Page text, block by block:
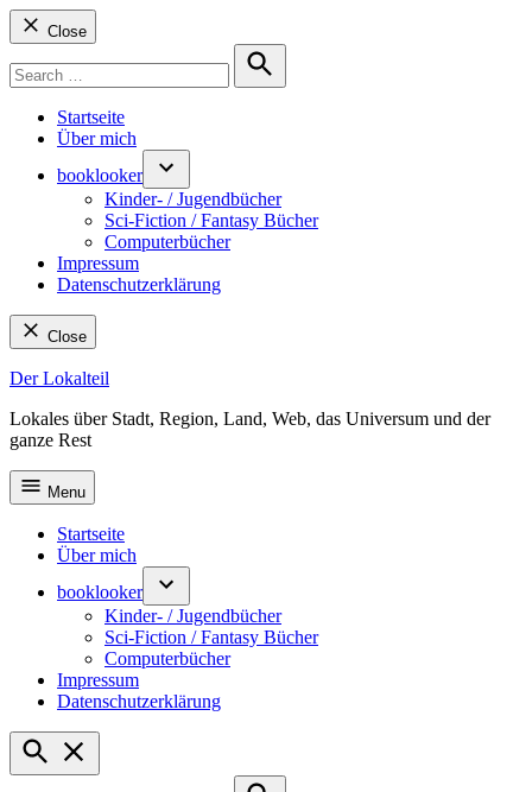
Close
for:
Search
Startseite
Über mich
booklooker
Kinder- / Jugendbücher
Sci-Fiction / Fantasy Bücher
Computerbücher
Impressum
Datenschutzerklärung
Close
Skip
content
Der Lokalteil
Lokales über Stadt, Region, Land, Web, das Universum und der
ganze Rest
Menu
Startseite
Über mich
booklooker
Kinder- / Jugendbücher
Sci-Fiction / Fantasy Bücher
Computerbücher
Impressum
Datenschutzerklärung
Open
Search